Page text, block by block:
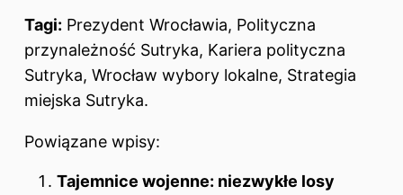
Tagi: Prezydent Wrocławia, Polityczna
przynależność Sutryka, Kariera polityczna
Sutryka, Wrocław wybory lokalne, Strategia
miejska Sutryka.
Powiązane wpisy:
Tajemnice wojenne: niezwykłe losy